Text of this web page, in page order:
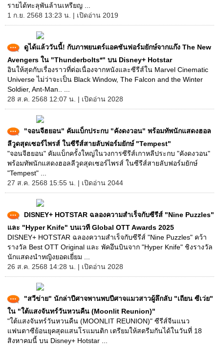
รายได้ทะลุพันล้านเหรียญ ...
1 ก.ย. 2568 13:23 น. | เปิดอ่าน 2019
ดูได้แล้ววันนี้! กับภาพยนตร์แอคชันฟอร์มยักษ์จากแก๊ง The New
Avengers ใน "Thunderbolts*" บน Disney+ Hotstar
อินให้สุดกับเรื่องราวที่ต่อเนื่องจากหนังและซีรีส์ใน Marvel Cinematic
Universe ไม่ว่าจะเป็น Black Window, The Falcon and the Winter
Soldier, Ant-Man.. ...
28 ส.ค. 2568 12:07 น. | เปิดอ่าน 2028
"จอนจีฮยอน" คัมแบ็กประกบ "คังดงวอน" พร้อมทัพนักแสดงฮอล
ลีวูดสุดเซอร์ไพรส์ ในซีรีส์สายลับฟอร์มยักษ์ "Tempest"
"จอนจีฮยอน" คัมแบ็กครั้งใหญ่ในวงการซีรีส์เกาหลีประกบ "คังดงวอน"
พร้อมทัพนักแสดงฮอลลีวูดสุดเซอร์ไพรส์ ในซีรีส์สายลับฟอร์มยักษ์
"Tempest" ...
27 ส.ค. 2568 15:55 น. | เปิดอ่าน 2044
DISNEY+ HOTSTAR ฉลองความสำเร็จกับซีรีส์ "Nine Puzzles"
และ "Hyper Knife" บนเวที Global OTT Awards 2025
DISNEY+ HOTSTAR ฉลองความสำเร็จกับซีรีส์ "Nine Puzzles" คว้า
รางวัล Best OTT Original และ พัคอึนบินจาก "Hyper Knife" ชิงรางวัล
นักแสดงนำหญิงยอดเยี่ยม ...
26 ส.ค. 2568 14:28 น. | เปิดอ่าน 2028
"สวีข่าย" นักล่าปีศาจพานพบปีศาจแมวสาวผู้ลึกลับ "เถียน ซีเว่ย"
ใน "ใต้แสงจันทร์วันหวนคืน (Moonlit Reunion)"
"ใต้แสงจันทร์วันหวนคืน (MOONLIT REUNION)" ซีรีส์จีนแนว
แฟนตาซีย้อนยุคสุดแสนโรแมนติก เตรียมให้สตรีมกันได้ในวันที่ 18
สิงหาคมนี้ บน Disney+ Hotstar ...